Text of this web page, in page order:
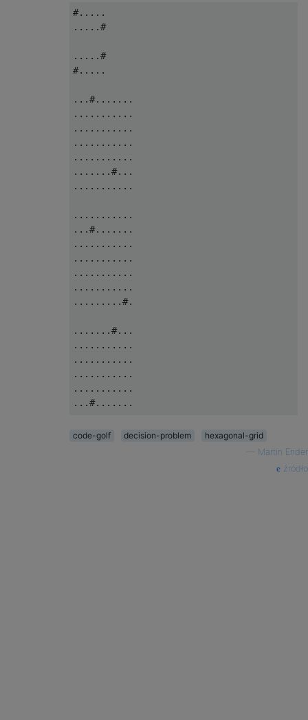
...........
...........
...........
.......#...
.........#.
...#.......
.......#...
...#.......
...........
#.....
.....#
.....#
#.....
...#.......
...........
...........
...........
...........
.......#...
...........
...........
...#.......
...........
...........
...........
...........
.........#.
.......#...
...........
...........
...........
...........
...#.......
code-golf decision-problem
hexagonal-grid
Martin Ender
źródło